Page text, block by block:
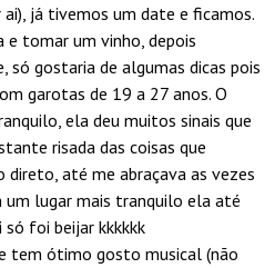
já tivemos um date e ficamos.
tomar um vinho, depois
só gostaria de algumas dicas pois
garotas de 19 a 27 anos. O
ela deu muitos sinais que
risada das coisas que
até me abraçava as vezes
lugar mais tranquilo ela até
foi beijar kkkkkk
tem ótimo gosto musical (não